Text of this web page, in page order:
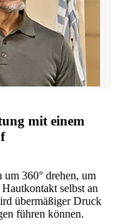
mit einem
360° drehen, um
selbst an
übermäßiger Druck
führen können.